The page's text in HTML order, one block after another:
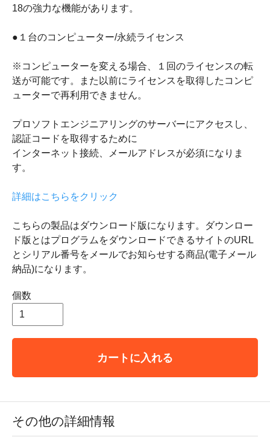
18の強力な機能があります。
●１台のコンピューター/永続ライセンス
※コンピューターを変える場合、１回のライセンスの転
送が可能です。また以前にライセンスを取得したコンピ
ューターで再利用できません。
プロソフトエンジニアリングのサーバーにアクセスし、
認証コードを取得するために
インターネット接続、メールアドレスが必須になりま
す。
詳細はこちらをクリック
こちらの製品はダウンロード版になります。ダウンロー
ド版とはプログラムをダウンロードできるサイトのURL
とシリアル番号をメールでお知らせする商品(電子メール
納品)になります。
個数
カートに入れる
その他の詳細情報